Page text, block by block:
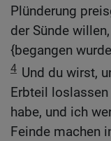
Plünderung
der Sünde
{begangen
4 Und du wirst,
Erbteil
habe, und ich
Feinde machen